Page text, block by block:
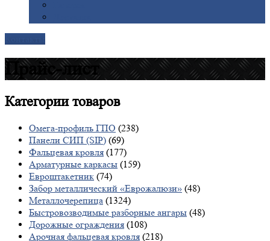
Прайс-лист
Категориитоваров
Омега-профиль ГПО (238)
Панели СИП (SIP) (69)
Фальцевая кровля (177)
Арматурные каркасы (159)
Евроштакетник (74)
Забор металлический «Еврожалюзи» (48)
Металлочерепица (1324)
Быстровозводимые разборные ангары (48)
Дорожные ограждения (108)
Арочная фальцевая кровля (218)